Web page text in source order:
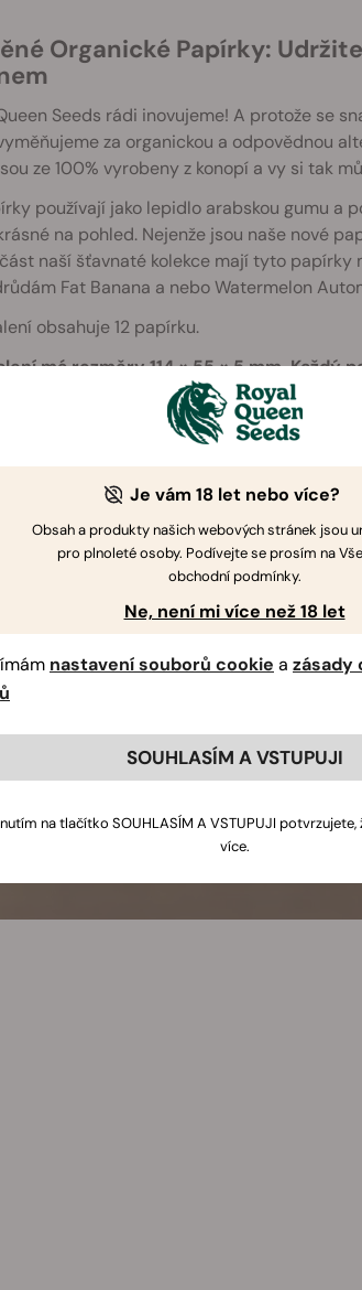
Organické Papírky:
Seeds rádi inovujeme! A protože se
za organickou a odpovědnou
ze 100% vyrobeny z konopí a vy si tak
používají jako lepidlo arabskou gumu a
na pohled. Nejenže jsou naše nové
naší šťavnaté kolekce mají tyto papírky
Fat Banana a nebo Watermelon
obsahuje 12 papírku.
má rozměry 114 × 55 × 5 mm. Každý
Je vám 18 let nebo více?
Obsah a produkty našich webových stránek jsou
pro plnoleté osoby. Podívejte se prosím na
obchodní podmínky.
Ne, není mi více než 18 let
nastavení souborů cookie a zásady
SOUHLASÍM A VSTUPUJI
na tlačítko SOUHLASÍM A VSTUPUJI potvrzujete,
více.